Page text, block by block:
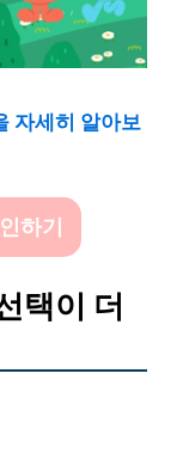
자세히 알아보
하기
택이 더